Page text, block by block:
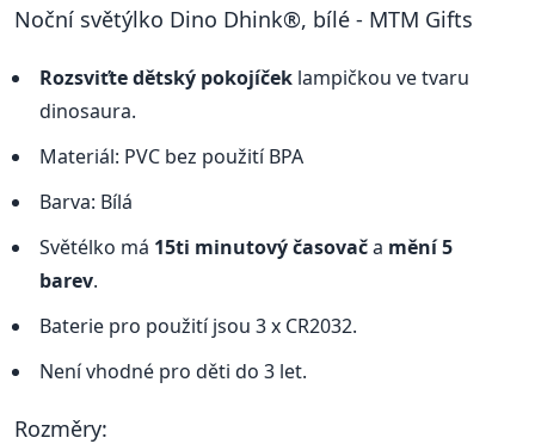
Noční světýlko Dino Dhink®, bílé - MTM Gifts
Rozsviťte dětský pokojíček lampičkou ve tvaru
dinosaura.
Materiál: PVC bez použití BPA
Barva: Bílá
Světélko má 15ti minutový časovača mění 5
barev.
Baterie pro použití jsou 3 x CR2032.
Není vhodné pro děti do 3 let.
Rozměry: